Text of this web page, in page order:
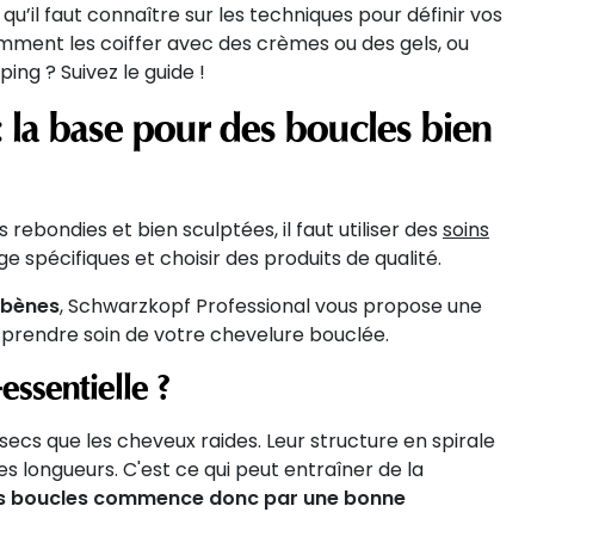
faut connaître sur les techniques pour définir vos
les coiffer avec des crèmes ou des gels, ou
? Suivez le guide !
base pour des boucles bien
rebondies et bien sculptées, il faut utiliser des soins
spécifiques et choisir des produits de qualité.
, Schwarzkopf Professional vous propose une
soin de votre chevelure bouclée.
?
que les cheveux raides. Leur structure en spirale
longueurs. C'est ce qui peut entraîner de la
boucles commence donc par une bonne